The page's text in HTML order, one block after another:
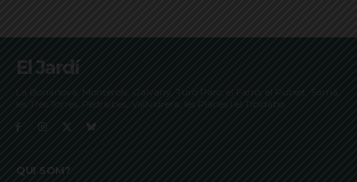
El Jardí
La Bonanova, Monterols, Galvany, Turó Parc, el Farró, el Putxet, Sarrià,
les Tres Torres, Pedralbes, Vallvidrera, les Planes i el Tibidabo
QUI SOM?